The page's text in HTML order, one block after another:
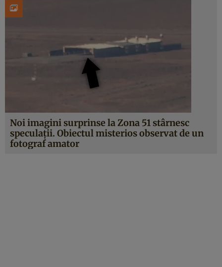
Noi imagini surprinse la Zona 51 stârnesc
speculații. Obiectul misterios observat de un
fotograf amator